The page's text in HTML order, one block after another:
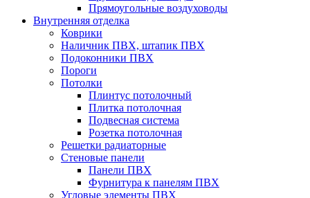
Прямоугольные воздуховоды
Внутренняя отделка
Коврики
Наличник ПВХ, штапик ПВХ
Подоконники ПВХ
Пороги
Потолки
Плинтус потолочный
Плитка потолочная
Подвесная система
Розетка потолочная
Решетки радиаторные
Стеновые панели
Панели ПВХ
Фурнитура к панелям ПВХ
Угловые элементы ПВХ